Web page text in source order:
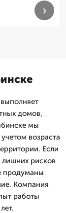
›
домов,
мы
возраста
Если
лишних рисков
продуманы
Компания
работы